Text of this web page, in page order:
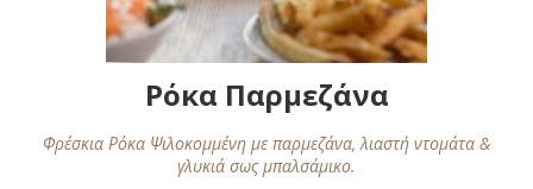
Ρόκα Παρμεζάνα
Φρέσκια Ρόκα Ψιλοκομμένη με παρμεζάνα, λιαστή ντομάτα &
γλυκιά σως μπαλσάμικο.